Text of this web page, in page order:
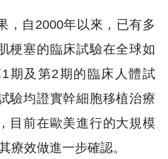
，自2000年以來，已有多
梗塞的臨床試驗在全球如
期及第2期的臨床人體試
驗均證實幹細胞移植治療
目前在歐美進行的大規模
療效做進一步確認。